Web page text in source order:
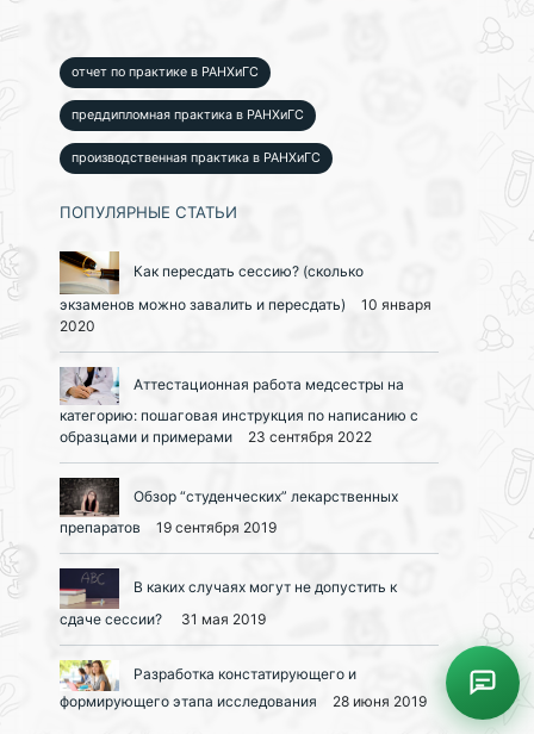
отчет по практике в РАНХиГС
преддипломная практика в РАНХиГС
производственная практика в РАНХиГС
ПОПУЛЯРНЫЕ СТАТЬИ
Как пересдать сессию? (сколько
экзаменов можно завалить и пересдать)
10 января
2020
Аттестационная работа медсестры на
категорию: пошаговая инструкция по написанию с
образцами и примерами
23 сентября 2022
Обзор “студенческих” лекарственных
препаратов
19 сентября 2019
В каких случаях могут не допустить к
сдаче сессии?
31 мая 2019
Разработка констатирующего и
формирующего этапа исследования
28 июня 2019